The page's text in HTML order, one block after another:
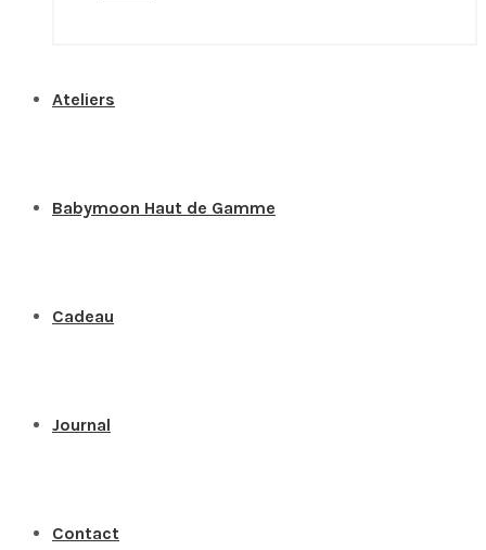
Ateliers
Babymoon Haut de Gamme
Cadeau
Journal
Contact